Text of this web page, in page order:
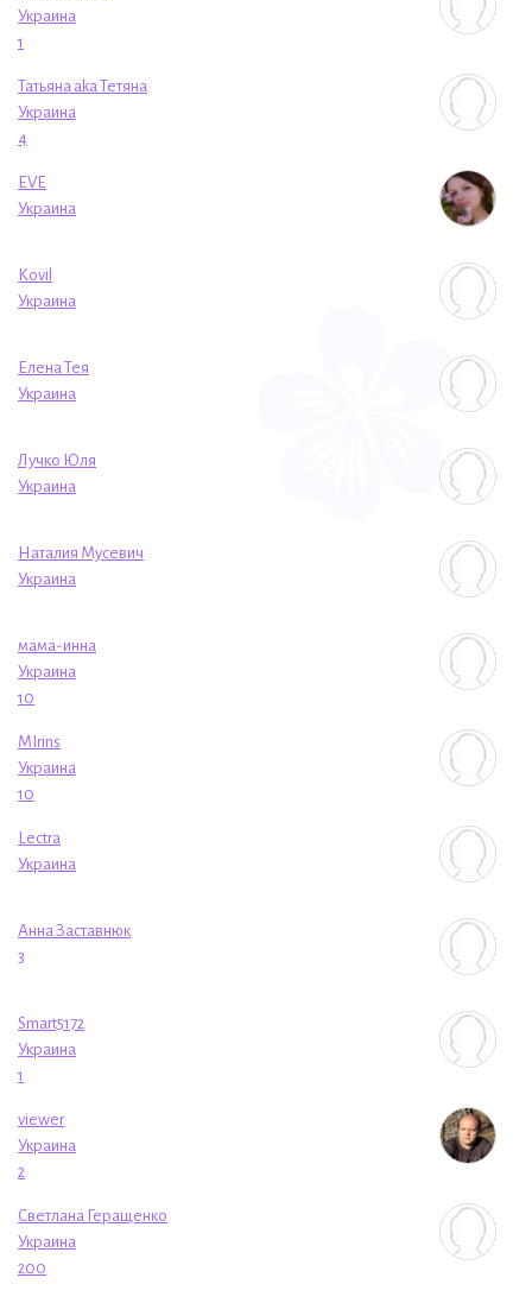
Украина
1
Татьяна aka Тетяна
Украина
4
EVE
Украина
Kovil
Украина
Елена Тея
Украина
Лучко Юля
Украина
Наталия Мусевич
Украина
мама-инна
Украина
10
MIrins
Украина
10
Lectra
Украина
Анна Заставнюк
3
Smart5172
Украина
1
viewer
Украина
2
Светлана Геращенко
Украина
200